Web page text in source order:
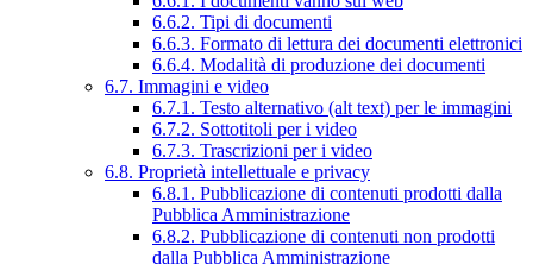
6.6.2. Tipi di documenti
6.6.3. Formato di lettura dei documenti elettronici
6.6.4. Modalità di produzione dei documenti
6.7. Immagini e video
6.7.1. Testo alternativo (alt text) per le immagini
6.7.2. Sottotitoli per i video
6.7.3. Trascrizioni per i video
6.8. Proprietà intellettuale e privacy
6.8.1. Pubblicazione di contenuti prodotti dalla
Pubblica Amministrazione
6.8.2. Pubblicazione di contenuti non prodotti
dalla Pubblica Amministrazione